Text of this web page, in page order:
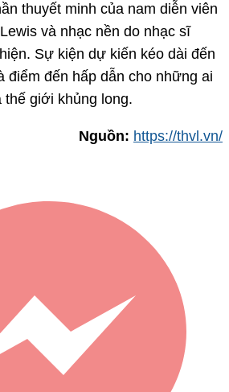
thuyết minh của nam diễn viên
và nhạc nền do nhạc sĩ
Sự kiện dự kiến kéo dài đến
điểm đến hấp dẫn cho những ai
thế giới khủng long.
Nguồn: https://thvl.vn/